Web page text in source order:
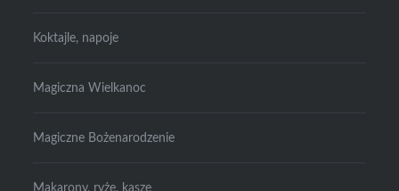
Koktajle, napoje
Magiczna Wielkanoc
Magiczne Bożenarodzenie
Makarony, ryże, kasze